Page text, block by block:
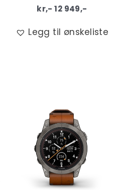
kr,- 12 949,-
Legg til ønskeliste